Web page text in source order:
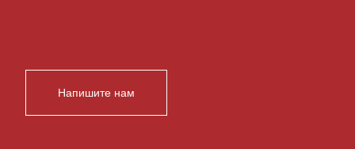
Напишите нам